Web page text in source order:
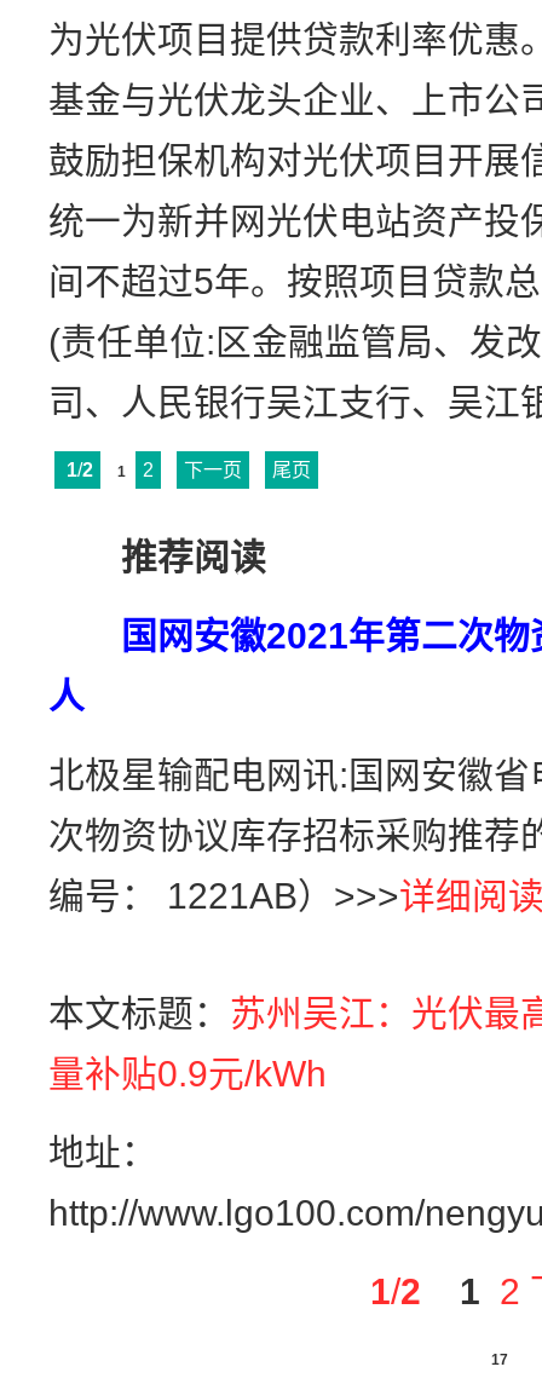
为光伏项目提供贷款利率优惠
基金与光伏龙头企业、上市公
鼓励担保机构对光伏项目开展
统一为新并网光伏电站资产投
间不超过5年。按照项目贷款
(责任单位:区金融监管局、发
司、人民银行吴江支行、吴江
1/2 1 2 下一页 尾页
推荐阅读
国网安徽2021年第二次
人
北极星输配电网讯:国网安徽
次物资协议库存招标采购推荐
编号： 1221AB）>>>详细阅
本文标题： 苏州吴江：光伏最
量补贴0.9元/kWh
地址：
http://www.lgo100.com/
1/2 1 2
17